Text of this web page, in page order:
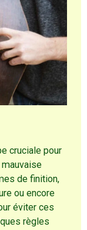
cruciale pour
de finition,
ou encore
éviter ces
règles